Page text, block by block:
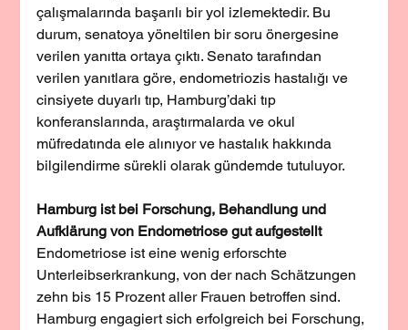
çalışmalarında başarılı bir yol izlemektedir. Bu
durum, senatoya yöneltilen bir soru önergesine
verilen yanıtta ortaya çıktı. Senato tarafından
verilen yanıtlara göre, endometriozis hastalığı ve
cinsiyete duyarlı tıp, Hamburg’daki tıp
konferanslarında, araştırmalarda ve okul
müfredatında ele alınıyor ve hastalık hakkında
bilgilendirme sürekli olarak gündemde tutuluyor.
Hamburg ist bei Forschung, Behandlung und
Aufklärung von Endometriose gut aufgestellt
Endometriose ist eine wenig erforschte
Unterleibserkrankung, von der nach Schätzungen
zehn bis 15 Prozent aller Frauen betroffen sind.
Hamburg engagiert sich erfolgreich bei Forschung,